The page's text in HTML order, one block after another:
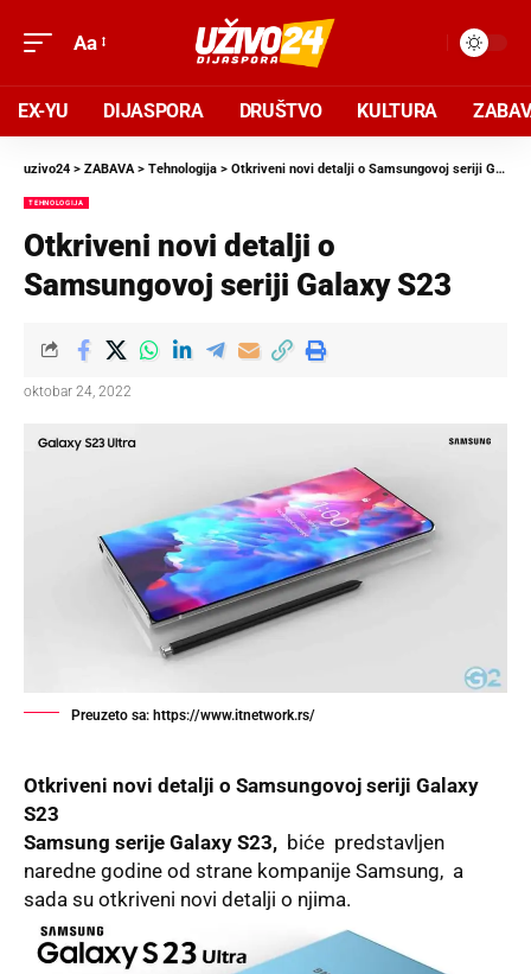
Aa
EX-YU DIJASPORA DRUŠTVO KULTURA
uzivo24 > ZABAVA> Tehnologija > Otkriveni novi detalji o Samsungovoj seriji Galaxy S23
TEHNOLOGIJA
Otkriveni novi detalji o
Samsungovoj seriji Galaxy S23
oktobar 24, 2022
Preuzeto sa: https://www.itnetwork.rs/
Otkriveni novi detalji o Samsungovoj seriji Galaxy
S23
Samsung serije Galaxy S23, biće predstavljen
naredne godine od strane kompanije Samsung, a
sada su otkriveni novi detalji o njima.